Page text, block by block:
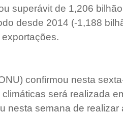
superávit de 1,206
desde 2014 (-1,188
exportações.
confirmou nesta
será realizada
nesta semana de realizar